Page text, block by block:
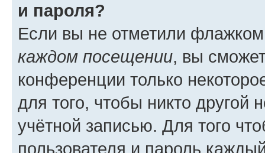
и пароля?
Если вы не отметили
каждом посещении, вы
конференции только
для того, чтобы никто другой
учётной записью. Для того
пользователя и пароль